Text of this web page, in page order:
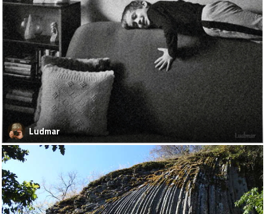
Ludmar